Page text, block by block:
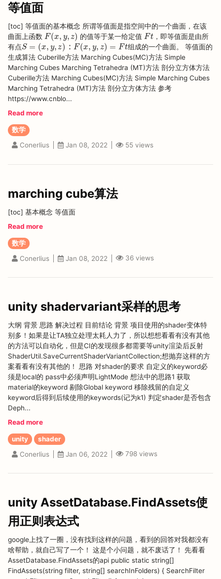
等值面
[toc] 等值面的基本概念 所谓等值面是指空间中的一个曲面，在该
曲面上函数 F(x, y, z)
F(x, y,z) 的值等于某一给定值 Ft
Ft ，即等值面是由所
有点S = (x, y, z) ：F(x, y, z) = Ft
S=(x, z) ：F( x,y ,z)= Ft
组成的一个曲面。 等值面的
生成算法 Cuberille方法 Marching Cubes(MC)方法 Simple
Marching Cubes Marching Tetrahedra (MT)方法 剖分立方体方法
Cuberille方法 Marching Cubes(MC)方法 Simple Marching Cubes
Marching Tetrahedra (MT)方法 剖分立方体方法 参考
https://www.cnblo...
Read more
数学
Conerlius
Jan 08, 2022 55 views
marching cube算法
[toc] 基本概念 等值面
Read more
数学
Conerlius
Jan 08, 2022 36 views
unity shadervariant采样的思考
大纲 背景 思路 解决过程 目前结论 背景 项目使用的shader变体特
别多！如果是让TA独立处理太耗人力了，所以想想看看有没有其他
的方法可以自动化，但是CI的发现很多都需要等unity渲染后反射
ShaderUtil.SaveCurrentShaderVariantCollection;想抛弃这样的方
案看看有没有其他的！ 思路 对shader的要求 自定义的keyword必
须是local的 pass中必须声明LightMode 想法中的思路1 获取
material的keyword 剔除Global keyword 移除残留的自定义
keyword后得到后续使用的keywords(记为k1) 判定shader是否包含
Deph...
Read more
unity
shader
Conerlius
Jan 06, 2022 798 views
unity AssetDatabase.FindAssets使
用正则表达式
google上找了一圈，没有找到这样的问题，看到的回答对我都没有
啥帮助，就自己写了一个！ 这是个小问题，就不废话了！ 先看看
AssetDatabase.FindAssets的api public static string[]
FindAssets(string filter, string[] searchInFolders) { SearchFilter